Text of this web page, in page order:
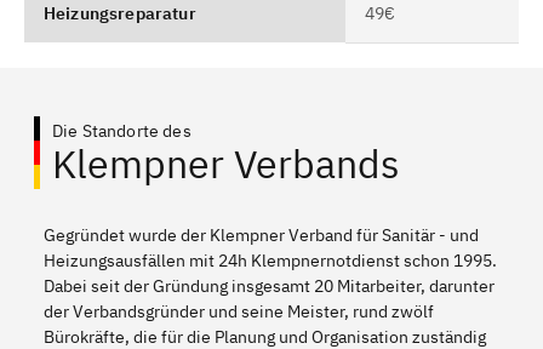
Heizungsreparatur 49€
Die Standorte des
Klempner Verbands
Gegründet wurde der Klempner Verband für Sanitär - und
Heizungsausfällen mit 24h Klempnernotdienst schon 1995.
Dabei seit der Gründung insgesamt 20 Mitarbeiter, darunter
der Verbandsgründer und seine Meister, rund zwölf
Bürokräfte, die für die Planung und Organisation zuständig